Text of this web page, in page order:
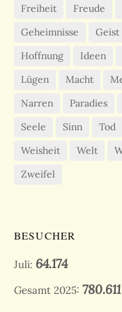
Freiheit Freude
Geheimnisse
Geist
Hoffnung
Ideen
Lügen
Macht
Narren
Paradies
Seele
Sinn Tod
Weisheit
Welt
Zweifel
BESUCHER
Juli: 64.174
Gesamt 2025: 780.611